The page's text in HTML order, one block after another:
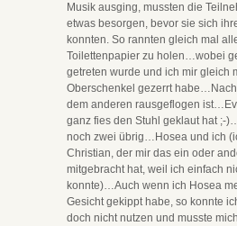
Musik ausging, mussten die
etwas besorgen, bevor sie sich
konnten. So rannten gleich mal
Toilettenpapier zu holen…wobei
getreten wurde und ich mir gleich
Oberschenkel gezerrt
dem anderen rausgeflogen
ganz fies den Stuhl geklaut hat ;-
noch zwei übrig…Hosea und ich
Christian, der mir das ein oder
mitgebracht hat, weil ich einfach
konnte)…Auch wenn ich Hosea
Gesicht gekippt habe, so konnte
doch nicht nutzen und musste